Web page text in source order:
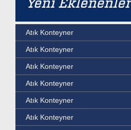
Atık Konteyner
Atık Konteyner
Atık Konteyner
Atık Konteyner
Atık Konteyner
Atık Konteyner